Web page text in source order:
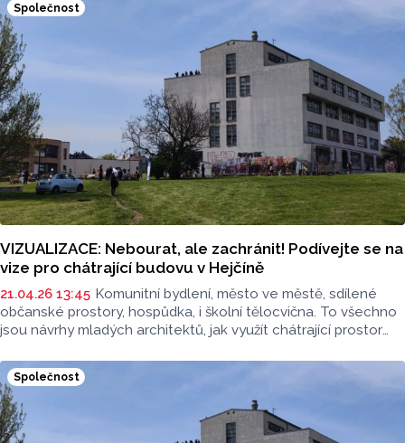
Společnost
VIZUALIZACE: Nebourat, ale zachránit! Podívejte se na
vize pro chátrající budovu v Hejčíně
21.04.26 13:45 Komunitní bydlení, město ve městě, sdílené
občanské prostory, hospůdka, i školní tělocvična. To všechno
jsou návrhy mladých architektů, jak využít chátrající prostor
na Tomkově ulici, známé taky jako Golem. Přinášíme vám
8 studentských vizualizací, jejichž výsledek zněl jednoznačně:
budovu nebourat, zachránit!
Společnost